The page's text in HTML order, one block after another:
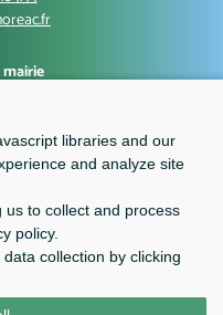
17h00
libraries and our
and analyze site
us to collect and process
policy.
collection by clicking